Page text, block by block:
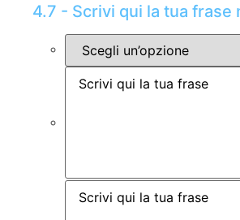
4.7 - Scrivi qui la tua frase